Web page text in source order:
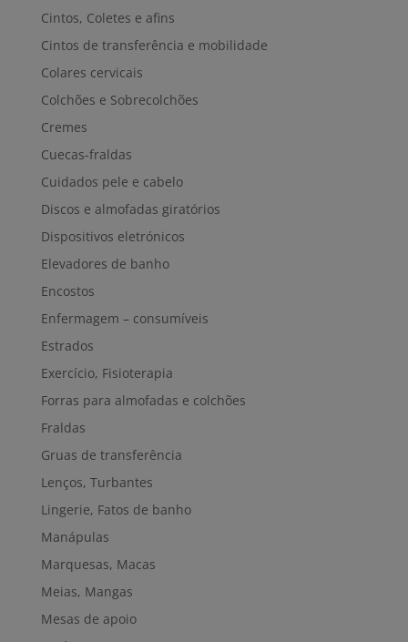
Cintos, Coletes e afins
Cintos de transferência e mobilidade
Colares cervicais
Colchões e Sobrecolchões
Cremes
Cuecas-fraldas
Cuidados pele e cabelo
Discos e almofadas giratórios
Dispositivos eletrónicos
Elevadores de banho
Encostos
Enfermagem – consumíveis
Estrados
Exercício, Fisioterapia
Forras para almofadas e colchões
Fraldas
Gruas de transferência
Lenços, Turbantes
Lingerie, Fatos de banho
Manápulas
Marquesas, Macas
Meias, Mangas
Mesas de apoio